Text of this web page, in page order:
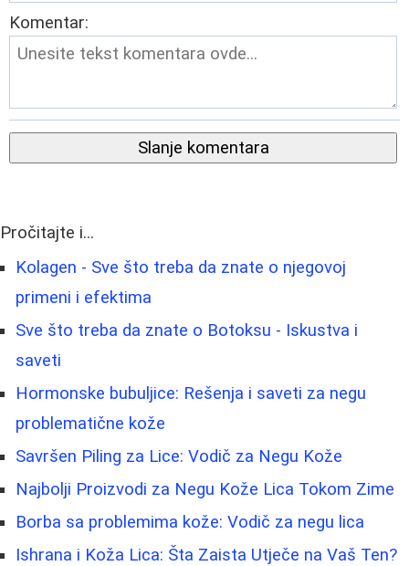
Komentar:
Slanje komentara
Pročitajte i...
Kolagen - Sve što treba da znate o njegovoj
primeni i efektima
Sve što treba da znate o Botoksu - Iskustva i
saveti
Hormonske bubuljice: Rešenja i saveti za negu
problematične kože
Savršen Piling za Lice: Vodič za Negu Kože
Najbolji Proizvodi za Negu Kože Lica Tokom Zime
Borba sa problemima kože: Vodič za negu lica
Ishrana i Koža Lica: Šta Zaista Utječe na Vaš Ten?